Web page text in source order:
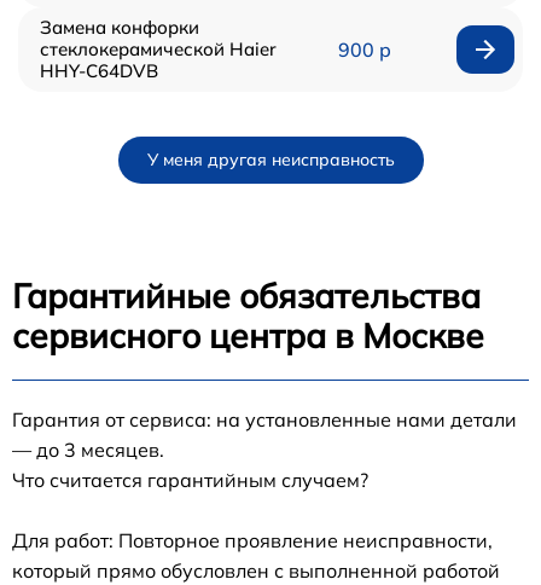
Замена конфорки
стеклокерамической Haier
HHY-C64DVB
900 р
У меня другая неисправность
Гарантийные обязательства
сервисного центра в Москве
Гарантия от сервиса: на установленные нами детали
— до 3 месяцев.
Что считается гарантийным случаем?
Для работ: Повторное проявление неисправности,
который прямо обусловлен с выполненной работой